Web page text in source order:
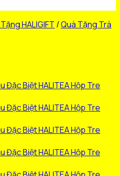
HALIGIFT /Quà Tặng Trà